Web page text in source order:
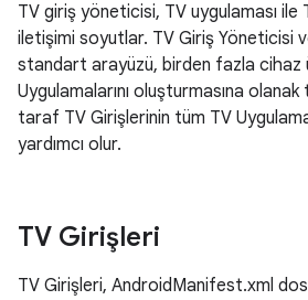
TV giriş yöneticisi, TV uygulaması ile
iletişimi soyutlar. TV Giriş Yöneticisi
standart arayüzü, birden fazla cihaz
Uygulamalarını oluşturmasına
taraf TV Girişlerinin tüm TV
yardımcı olur.
TV Girişleri
TV Girişleri, AndroidManifest.xml